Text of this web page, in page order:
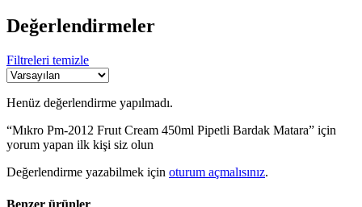
Değerlendirmeler
Filtreleri temizle
Henüz değerlendirme yapılmadı.
“Mıkro Pm-2012 Fruıt Cream 450ml Pipetli Bardak Matara” için
yorum yapan ilk kişi siz olun
Değerlendirme yazabilmek için oturum açmalısınız.
Benzer ürünler